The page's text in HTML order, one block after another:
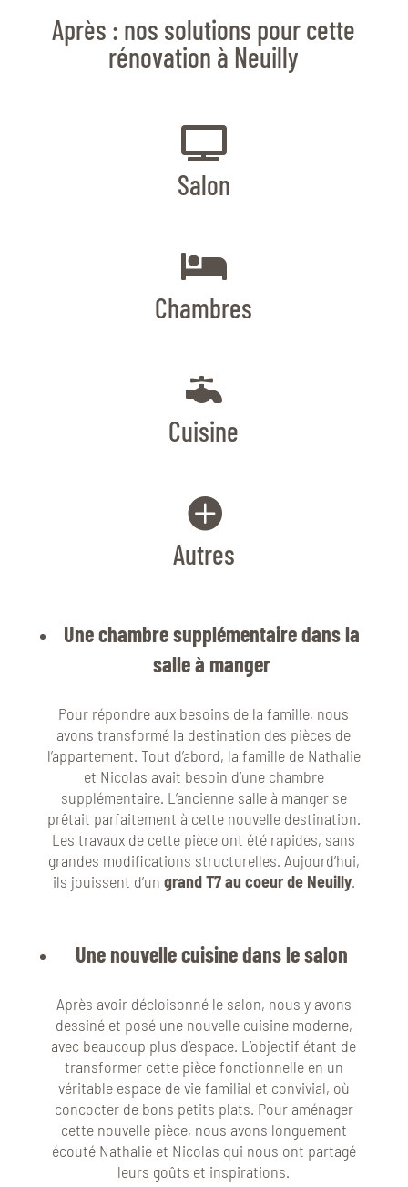
Après : nos solutions pour cette
rénovation à Neuilly

Salon

Chambres

Cuisine

Autres
Une chambre supplémentaire dans la
salle à manger
Pour répondre aux besoins de la famille, nous
avons transformé la destination des pièces de
l’appartement. Tout d’abord, la famille de Nathalie
et Nicolas avait besoin d’une chambre
supplémentaire. L’ancienne salle à manger se
prêtait parfaitement à cette nouvelle destination.
Les travaux de cette pièce ont été rapides, sans
grandes modifications structurelles. Aujourd’hui,
ils jouissent d’un grand T7 au coeur de Neuilly.
Une nouvelle cuisine dans le salon
Après avoir décloisonné le salon, nous y avons
dessiné et posé une nouvelle cuisine moderne,
avec beaucoup plus d’espace. L’objectif étant de
transformer cette pièce fonctionnelle en un
véritable espace de vie familial et convivial, où
concocter de bons petits plats. Pour aménager
cette nouvelle pièce, nous avons longuement
écouté Nathalie et Nicolas qui nous ont partagé
leurs goûts et inspirations.